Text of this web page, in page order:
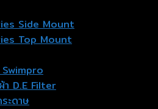
Side Mount
Top Mount
า D.E Filter
ะดาษ